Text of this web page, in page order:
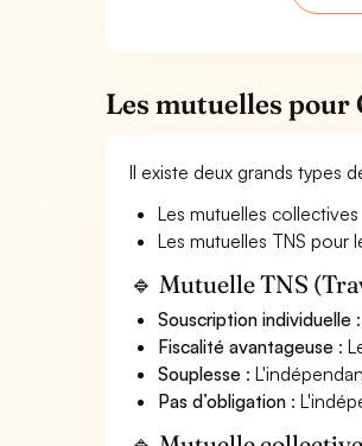
Les mutuelles pour
Il existe deux grands types
Les mutuelles collectives
Les mutuelles TNS pour
🔹 Mutuelle TNS
Souscription individuelle
Fiscalité avantageuse :
Souplesse :
Pas d’obligation :